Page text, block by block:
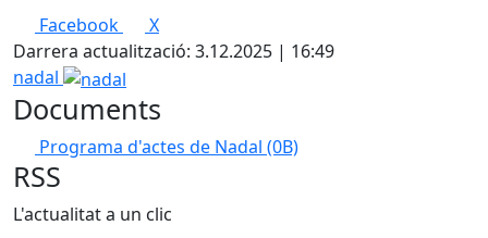
Facebook
X
Darrera actualització: 3.12.2025 | 16:49
nadal
Documents
Programa d'actes de Nadal (0B)
RSS
L'actualitat a un clic